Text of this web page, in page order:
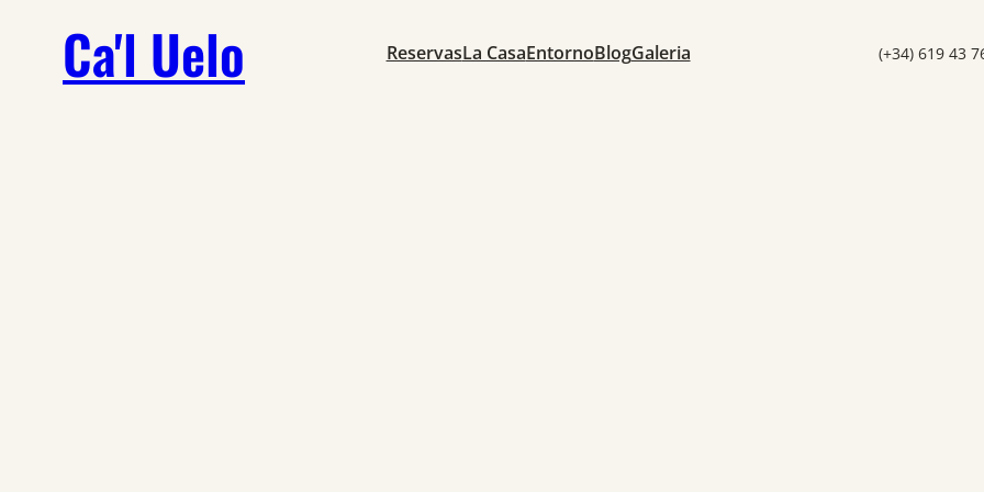
Ca'l Uelo ReservasLa CasaEntornoBlogGaleria (+34) 619 43